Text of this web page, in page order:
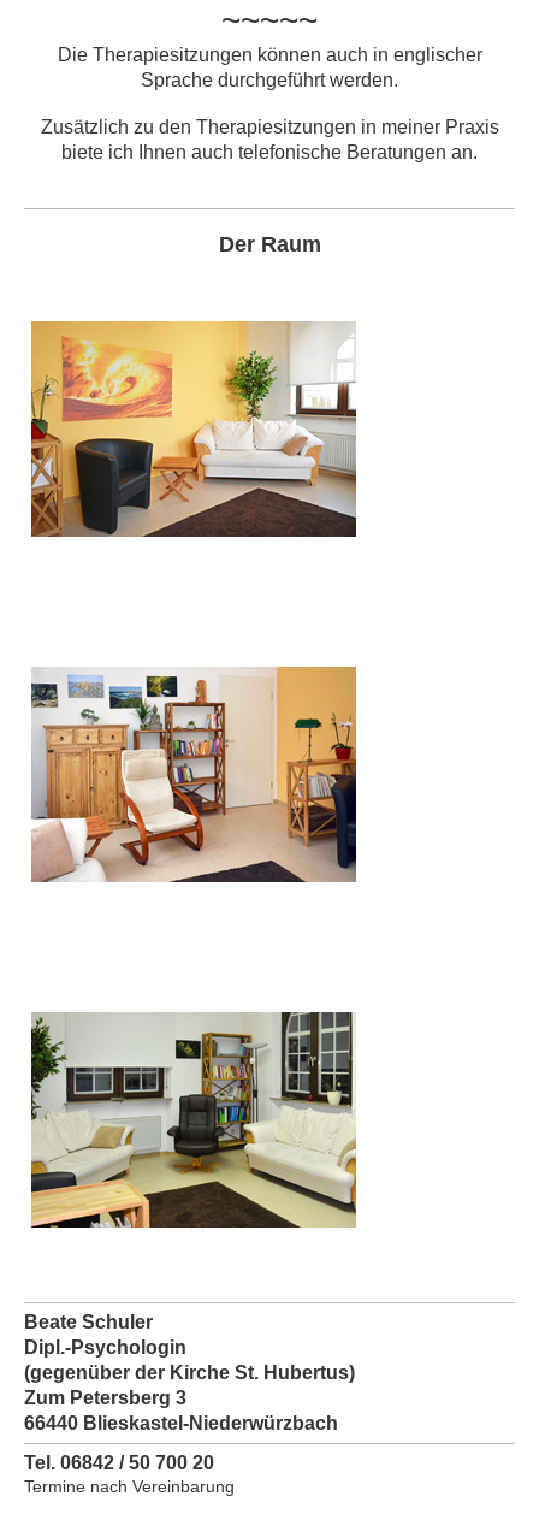
~~~~~
Die Therapiesitzungen können auch in englischer
Sprache durchgeführt werden.
Zusätzlich zu den Therapiesitzungen in meiner Praxis
biete ich Ihnen auch telefonische Beratungen an.
Der Raum
Beate Schuler
Dipl.-Psychologin
(gegenüber der Kirche St. Hubertus)
Zum Petersberg 3
66440 Blieskastel-Niederwürzbach
Tel. 06842 / 50 700 20
Termine nach Vereinbarung